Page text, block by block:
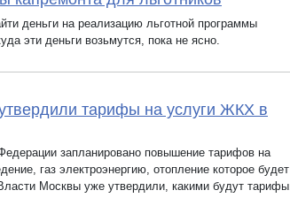
деньги на реализацию льготной программы
эти деньги возьмутся, пока не ясно.
тарифы на услуги ЖКХ в
запланировано повышение тарифов на
газ электроэнергию, отопление которое будет
Москвы уже утвердили, какими будут тарифы.